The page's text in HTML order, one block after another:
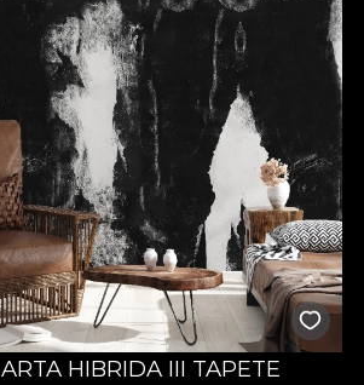
ARTA HIBRIDA III TAPETE